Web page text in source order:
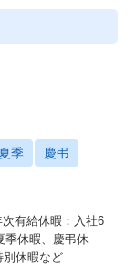
夏季 慶弔
有給休暇：入社6
季休暇、慶弔休
別休暇など